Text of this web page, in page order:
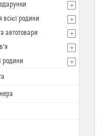
всієї родини
автотовари
родини